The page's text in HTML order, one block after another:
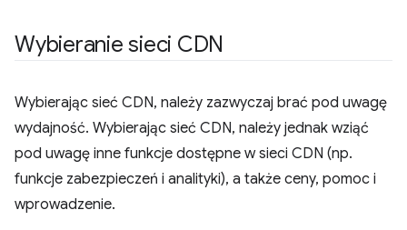
Wybieranie sieci CDN
Wybierając sieć CDN, należy zazwyczaj brać pod uwagę
wydajność. Wybierając sieć CDN, należy jednak wziąć
pod uwagę inne funkcje dostępne w sieci CDN (np.
funkcje zabezpieczeń i analityki), a także ceny, pomoc i
wprowadzenie.